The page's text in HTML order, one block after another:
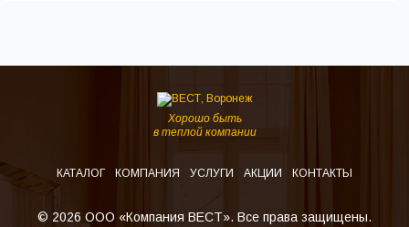
Хорошо быть
в теплой компании
КАТАЛОГ КОМПАНИЯ УСЛУГИ АКЦИИ КОНТАКТЫ
© 2026 ООО «Компания ВЕСТ». Все права защищены.